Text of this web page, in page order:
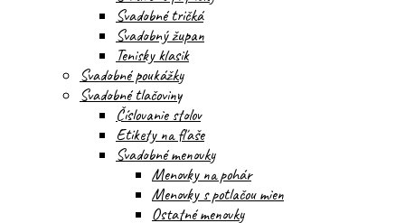
Svadobné tričká
Svadobný župan
Tenisky klasik
Svadobné poukážky
Svadobné tlačoviny
Číslovanie stolov
Etikety na fľaše
Svadobné menovky
Menovky na pohár
Menovky s potlačou mien
Ostatné menovky